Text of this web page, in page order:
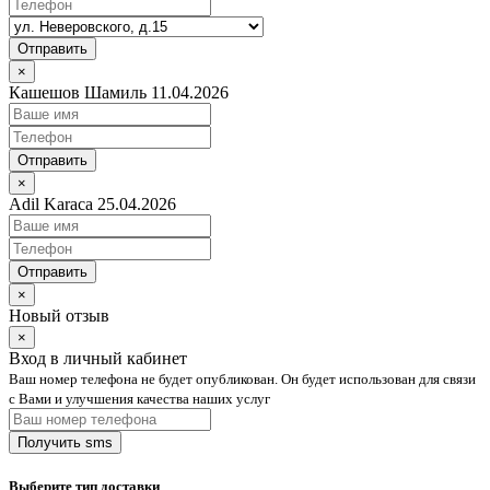
Отправить
×
Кашешов Шамиль 11.04.2026
Отправить
×
Adil Karaca 25.04.2026
Отправить
×
Новый отзыв
×
Вход в личный кабинет
Ваш номер телефона не будет опубликован. Он будет использован для связи
с Вами и улучшения качества наших услуг
Выберите тип доставки